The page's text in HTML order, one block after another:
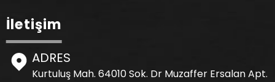
İletişim
ADRES
Kurtuluş Mah. 64010 Sok. Dr Muzaffer Ersalan Apt.